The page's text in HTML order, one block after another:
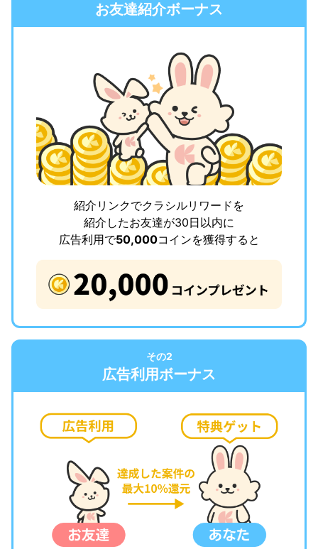
お友達紹介ボーナス
紹介リンクでクラシルリワードを
紹介したお友達が30日以内に
広告利用で50,000コインを獲得すると
その2
広告利用ボーナス